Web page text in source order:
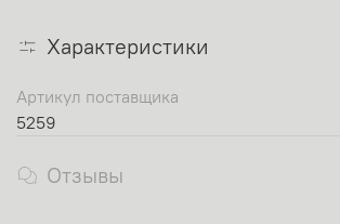
Характеристики
Артикул поставщика
5259
Отзывы